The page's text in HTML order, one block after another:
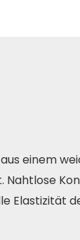
einem
Elastizität